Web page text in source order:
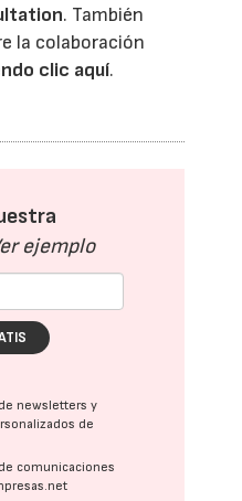
. También
la colaboración
clic aquí.
ejemplo
newsletters y
de
comunicaciones